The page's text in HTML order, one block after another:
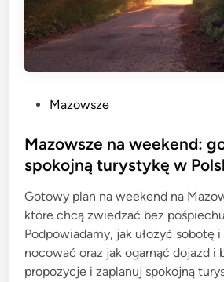
s
t
d
i
n
Mazowsze
Mazowsze na weekend:
spokojną turystykę w
Gotowy plan na weekend na
które chcą zwiedzać bez
Podpowiadamy, jak ułożyć sobotę
nocować oraz jak ogarnąć dojazd i
propozycje i zaplanuj spokojną